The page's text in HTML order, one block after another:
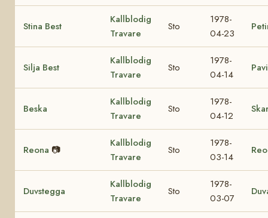
Stina Best
Kallblodig
Travare
Sto
1978-
04-23
Silja Best
Kallblodig
Travare
Sto
1978-
04-14
Beska
Kallblodig
Travare
Sto
1978-
04-12
Reona 📷
Kallblodig
Travare
Sto
1978-
03-14
Duvstegga
Kallblodig
Travare
Sto
1978-
03-07